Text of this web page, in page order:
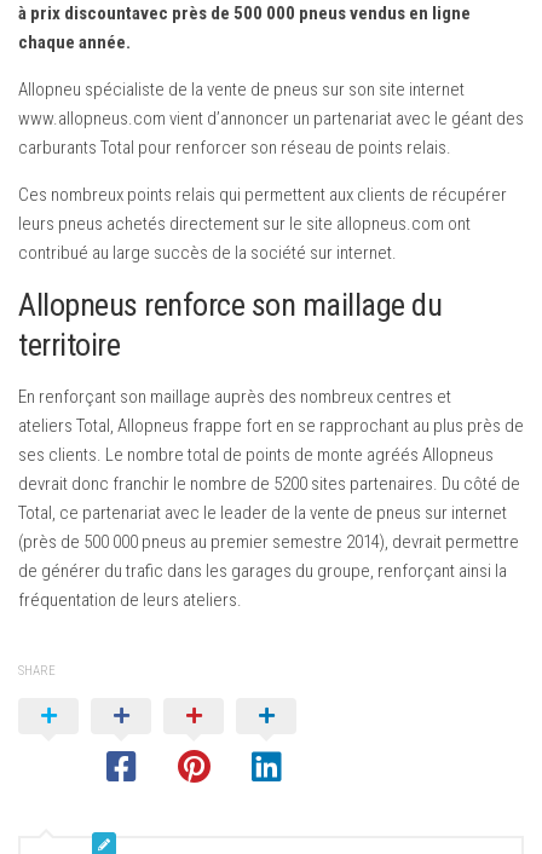
Équipement Auto
à prix discountavec près de 500 000 pneus vendus en ligne
chaque année.
Allopneu spécialiste de la vente de pneus sur son site internet
www.allopneus.com vient d’annoncer un partenariat avec le géant des
carburants Total pour renforcer son réseau de points relais.
Ces nombreux points relais qui permettent aux clients de récupérer
leurs pneus achetés directement sur le site allopneus.com ont
contribué au large succès de la société sur internet.
Allopneus renforce son maillage du
territoire
En renforçant son maillage auprès des nombreux centres et
ateliers Total, Allopneus frappe fort en se rapprochant au plus près de
ses clients. Le nombre total de points de monte agréés Allopneus
devrait donc franchir le nombre de 5200 sites partenaires. Du côté de
Total, ce partenariat avec le leader de la vente de pneus sur internet
(près de 500 000 pneus au premier semestre 2014), devrait permettre
de générer du trafic dans les garages du groupe, renforçant ainsi la
fréquentation de leurs ateliers.
SHARE